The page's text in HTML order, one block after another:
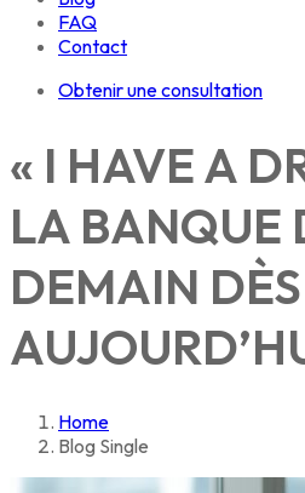
FAQ
Contact
Obtenir une consultation
« I HAVE A
LA BANQUE
DEMAIN DÈS
Home
Blog Single